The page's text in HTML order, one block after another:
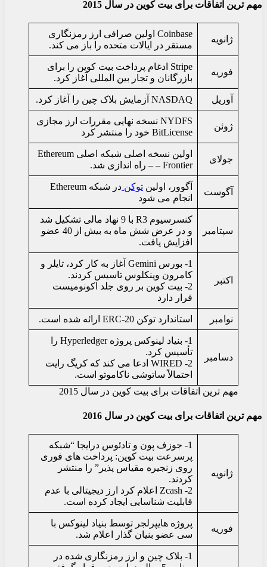
مهم ترین اتفاقات برای بیت کوین در سال 2015
ژانویه
Coinbase اولین صرافی ارز رمزنگاری
مستقر در ایالات متحده را باز می کند.
فوریه
Stripe ادغام پرداخت بیت کوین را برای
بازرگانان و تجار بین المللی آغاز کرد.
آوریل NASDAQ آزمایش بلاک چین را آغاز کرد.
ژوئن
NYDFS نسخه نهایی مقررات ارز مجازی
BitLicense خود را منتشر کرد
جولای
اولین نسخه اصلی شبکه اصلی Ethereum
– Frontier – راه اندازی شد.
آگوست
آگوور، اولین توکن
در شبکه Ethereum
انجام می شود
سپتامبر
کنسرسیوم R3 با 9 نهاد مالی تشکیل شد
و در عرض شش ماه به بیش از 40 عضو
افزایش یافت.
اکتبر
1- بورس Gemini آغاز به کار کرد، تایلر و
کامرون وینکلوس تاسیس کردند.
2- بیت کوین بر روی جلد اکونومیست
قرار دارد
نوامبر استاندارد توکن ERC-20 ارائه شده است.
دسامبر
1- بنیاد لینوکس پروژه Hyperledger را
تأسیس کرد.
2- WIRED ادعا می کند که کریگ رایت
احتمالاً ساتوشی ناکاموتو است.
مهم ترین اتفاقات برای بیت کوین در سال 2015
مهم ترین اتفاقات برای بیت کوین در سال 2016
ژانویه
1- جوزف پون و تادئوس درایجا “شبکه
پرسرعت بیت کوین: پرداخت های فوری
روی زنجیره مقیاس پذیر” را منتشر
کردند.
2- Zcash اعلام کرد ارز دیجیتالی با عدم
قابلیت شناسایی ایجاد کرده است.
فوریه
پروژه هایپرلجر توسط بنیاد لینوکس با
سی عضو بنیان گذار اعلام شد.
1- بلاک چین و ارز رمزنگاری شده در